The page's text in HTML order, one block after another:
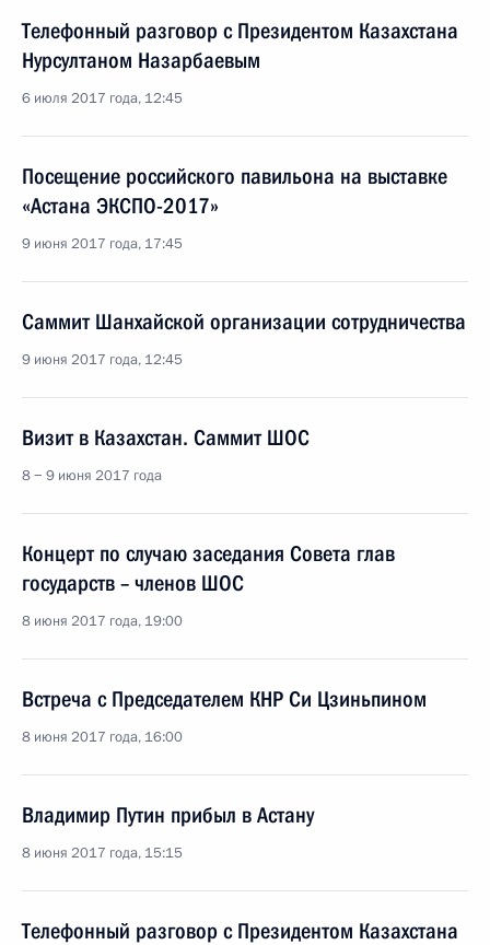
Телефонный разговор с Президентом Казахстана
Нурсултаном Назарбаевым
6 июля 2017 года, 12:45
Посещение российского павильона на выставке
«Астана ЭКСПО-2017»
9 июня 2017 года, 17:45
Саммит Шанхайской организации сотрудничества
9 июня 2017 года, 12:45
Визит в Казахстан. Саммит ШОС
8 − 9 июня 2017 года
Концерт по случаю заседания Совета глав
государств – членов ШОС
8 июня 2017 года, 19:00
Встреча с Председателем КНР Си Цзиньпином
8 июня 2017 года, 16:00
Владимир Путин прибыл в Астану
8 июня 2017 года, 15:15
Телефонный разговор с Президентом Казахстана